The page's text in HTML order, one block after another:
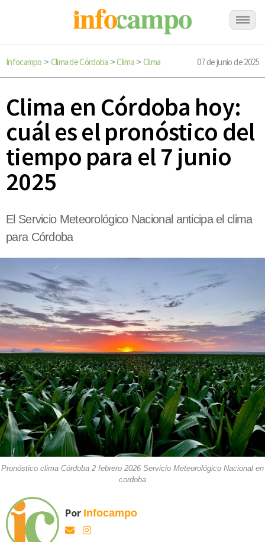
Infocampo > Clima de Córdoba >Clima> Clima 07 de junio de 2025
Clima en Córdoba hoy:
cuál es el pronóstico del
tiempo para el 7 junio
2025
El Servicio Meteorológico Nacional anticipa el clima
para Córdoba
Pronóstico clima Córdoba 2 febrero 2026 Servicio Meteorológico Nacional en
cordoba
Por Infocampo